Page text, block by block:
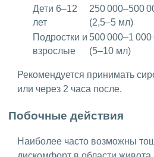
Дети 6–12
лет
250 000–500
(2,5–5 мл)
Подростки и
взрослые
500 000–1
(5–10 мл)
Рекомендуется принимать
или через 2 часа после.
Побочные действия
Наиболее часто возможны